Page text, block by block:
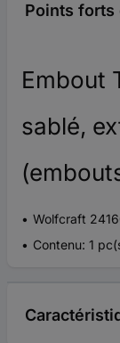
Points forts
Embout
sablé,
Wolfcraft
Contenu: 1